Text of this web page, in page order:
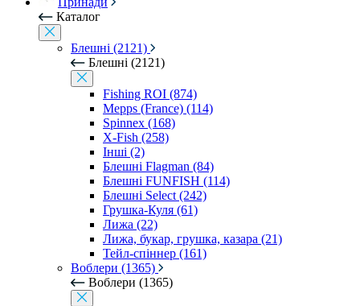
Каталог
Блешні (2121)
Блешні (2121)
Fishing ROI (874)
Mepps (France) (114)
Spinnex (168)
X-Fish (258)
Інші (2)
Блешні Flagman (84)
Блешні FUNFISH (114)
Блешні Select (242)
Грушка-Куля (61)
Лижа (22)
Лижа, букар, грушка, казара (21)
Тейл-спіннер (161)
Воблери (1365)
Воблери (1365)